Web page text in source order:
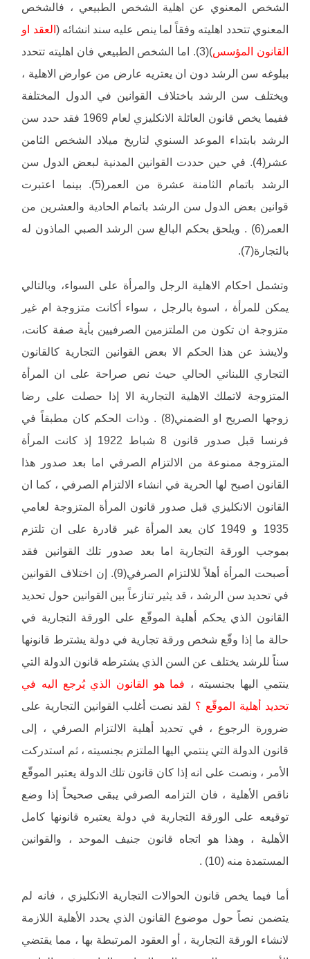
الشخص المعنوي عن اهلية الشخص الطبيعي ، فالشخص
المعنوي تتحدد اهليته وفقاً لما ينص عليه سند انشائه (العقد او
القانون المؤسس
)(3). اما الشخص الطبيعي فان اهليته تتحدد
ببلوغه سن الرشد دون ان يعتريه عارض من عوارض الاهلية ،
ويختلف سن الرشد باختلاف القوانين في الدول المختلفة
ففيما يخص قانون العائلة الانكليزي لعام 1969 فقد حدد سن
الرشد بابتداء الموعد السنوي لتاريخ ميلاد الشخص الثامن
عشر(4). في حين حددت القوانين المدنية لبعض الدول سن
الرشد باتمام الثامنة عشرة من العمر(5). بينما اعتبرت
قوانين بعض الدول سن الرشد باتمام الحادية والعشرين من
العمر(6) . ويلحق بحكم البالغ سن الرشد الصبي الماذون له
بالتجارة(7).
وتشمل احكام الاهلية الرجل والمرأة على السواء، وبالتالي
يمكن للمرأة ، اسوة بالرجل ، سواء أكانت متزوجة ام غير
متزوجة ان تكون من الملتزمين الصرفيين بأية صفة كانت،
ولايشذ عن هذا الحكم الا بعض القوانين التجارية كالقانون
التجاري اللبناني الحالي حيث نص صراحة على ان المرأة
المتزوجة لاتملك الاهلية التجارية الا إذا حصلت على رضا
زوجها الصريح او الضمني(8) . وذات الحكم كان مطبقاً في
فرنسا قبل صدور قانون 8 شباط 1922 إذ كانت المرأة
المتزوجة ممنوعة من الالتزام الصرفي اما بعد صدور هذا
القانون اصبح لها الحرية في انشاء الالتزام الصرفي ، كما ان
القانون الانكليزي قبل صدور قانون المرأة المتزوجة لعامي
1935 و 1949 كان يعد المرأة غير قادرة على ان تلتزم
بموجب الورقة التجارية اما بعد صدور تلك القوانين فقد
أصبحت المرأة أهلاً للالتزام الصرفي(9). إن اختلاف القوانين
في تحديد سن الرشد ، قد يثير تنازعاً بين القوانين حول تحديد
القانون الذي يحكم أهلية الموقّع على الورقة التجارية في
حالة ما إذا وقّع شخص ورقة تجارية في دولة يشترط قانونها
سناً للرشد يختلف عن السن الذي يشترطه قانون الدولة التي
ينتمي اليها بجنسيته ، فما هو القانون الذي يُرجع اليه في
تحديد أهلية الموقّع ؟ لقد نصت أغلب القوانين التجارية على
ضرورة الرجوع ، في تحديد أهلية الالتزام الصرفي ، إلى
قانون الدولة التي ينتمي اليها الملتزم بجنسيته ، ثم استدركت
الأمر ، ونصت على انه إذا كان قانون تلك الدولة يعتبر الموقّع
ناقص الأهلية ، فان التزامه الصرفي يبقى صحيحاً إذا وضع
توقيعه على الورقة التجارية في دولة يعتبره قانونها كامل
الأهلية ، وهذا هو اتجاه قانون جنيف الموحد ، والقوانين
المستمدة منه (10) .
أما فيما يخص قانون الحوالات التجارية الانكليزي ، فانه لم
يتضمن نصاً حول موضوع القانون الذي يحدد الأهلية اللازمة
لانشاء الورقة التجارية ، أو العقود المرتبطة بها ، مما يقتضي